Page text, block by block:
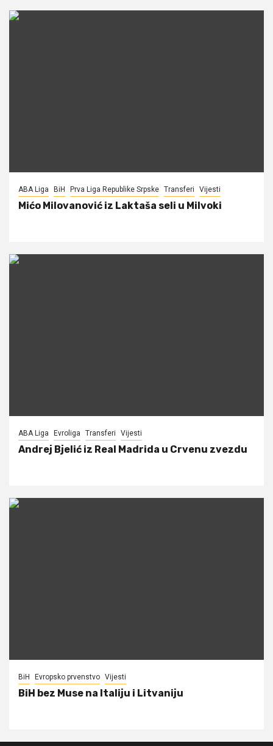
ABA Liga BiH Prva Liga Republike Srpske Transferi Vijesti
Mićo Milovanović iz Laktaša seli u Milvoki
ABA Liga Evroliga Transferi Vijesti
Andrej Bjelić iz Real Madrida u Crvenu zvezdu
BiH Evropsko prvenstvo Vijesti
BiH bez Muse na Italiju i Litvaniju